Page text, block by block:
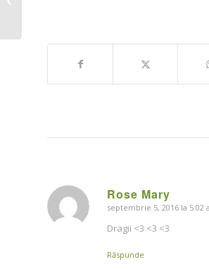
Rose Mary
says:
septembrie 5, 2016 la 5:02
Dragii <3 <3 <3
Răspunde